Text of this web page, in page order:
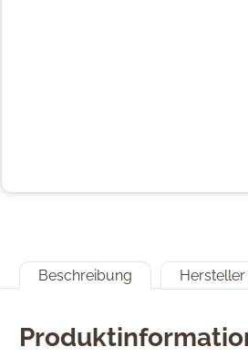
Beschreibung Hersteller